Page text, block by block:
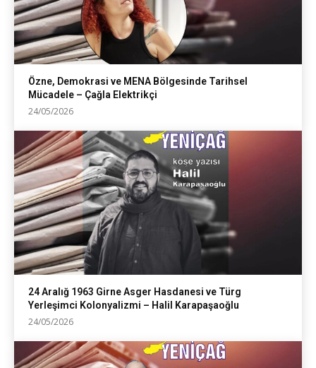
Özne, Demokrasi ve MENA Bölgesinde Tarihsel
Mücadele – Çağla Elektrikçi
24/05/2026
24 Aralığ 1963 Girne Asger Hasdanesi ve Türg
Yerleşimci Kolonyalizmi – Halil Karapaşaoğlu
24/05/2026